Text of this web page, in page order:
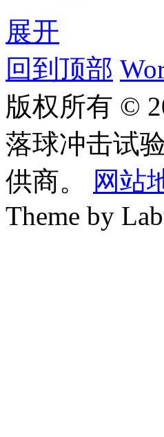
展开
回到顶部
版权所有 ©
落球冲击试
供商。
网站
Theme by